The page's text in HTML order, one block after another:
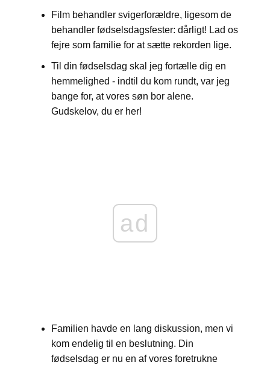
Film behandler svigerforældre, ligesom de
behandler fødselsdagsfester: dårligt! Lad os
fejre som familie for at sætte rekorden lige.
Til din fødselsdag skal jeg fortælle dig en
hemmelighed - indtil du kom rundt, var jeg
bange for, at vores søn bor alene.
Gudskelov, du er her!
ad
Familien havde en lang diskussion, men vi
kom endelig til en beslutning. Din
fødselsdag er nu en af ​​vores foretrukne